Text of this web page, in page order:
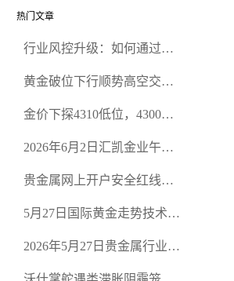
热门文章
行业风控升级：如何通过正
规黄金开户交易平台？
黄金破位下行顺势高空交易
金价下探4310低位，4300关
2026年6月2日汇凯金业午盘
空头清算算法如何布防？
贵金属网上开户安全红线：
恶意洗盘陷阱
5月27日国际黄金走势技术盘
规黄金平台全方位行情解析
2026年5月27日贵金属行业新